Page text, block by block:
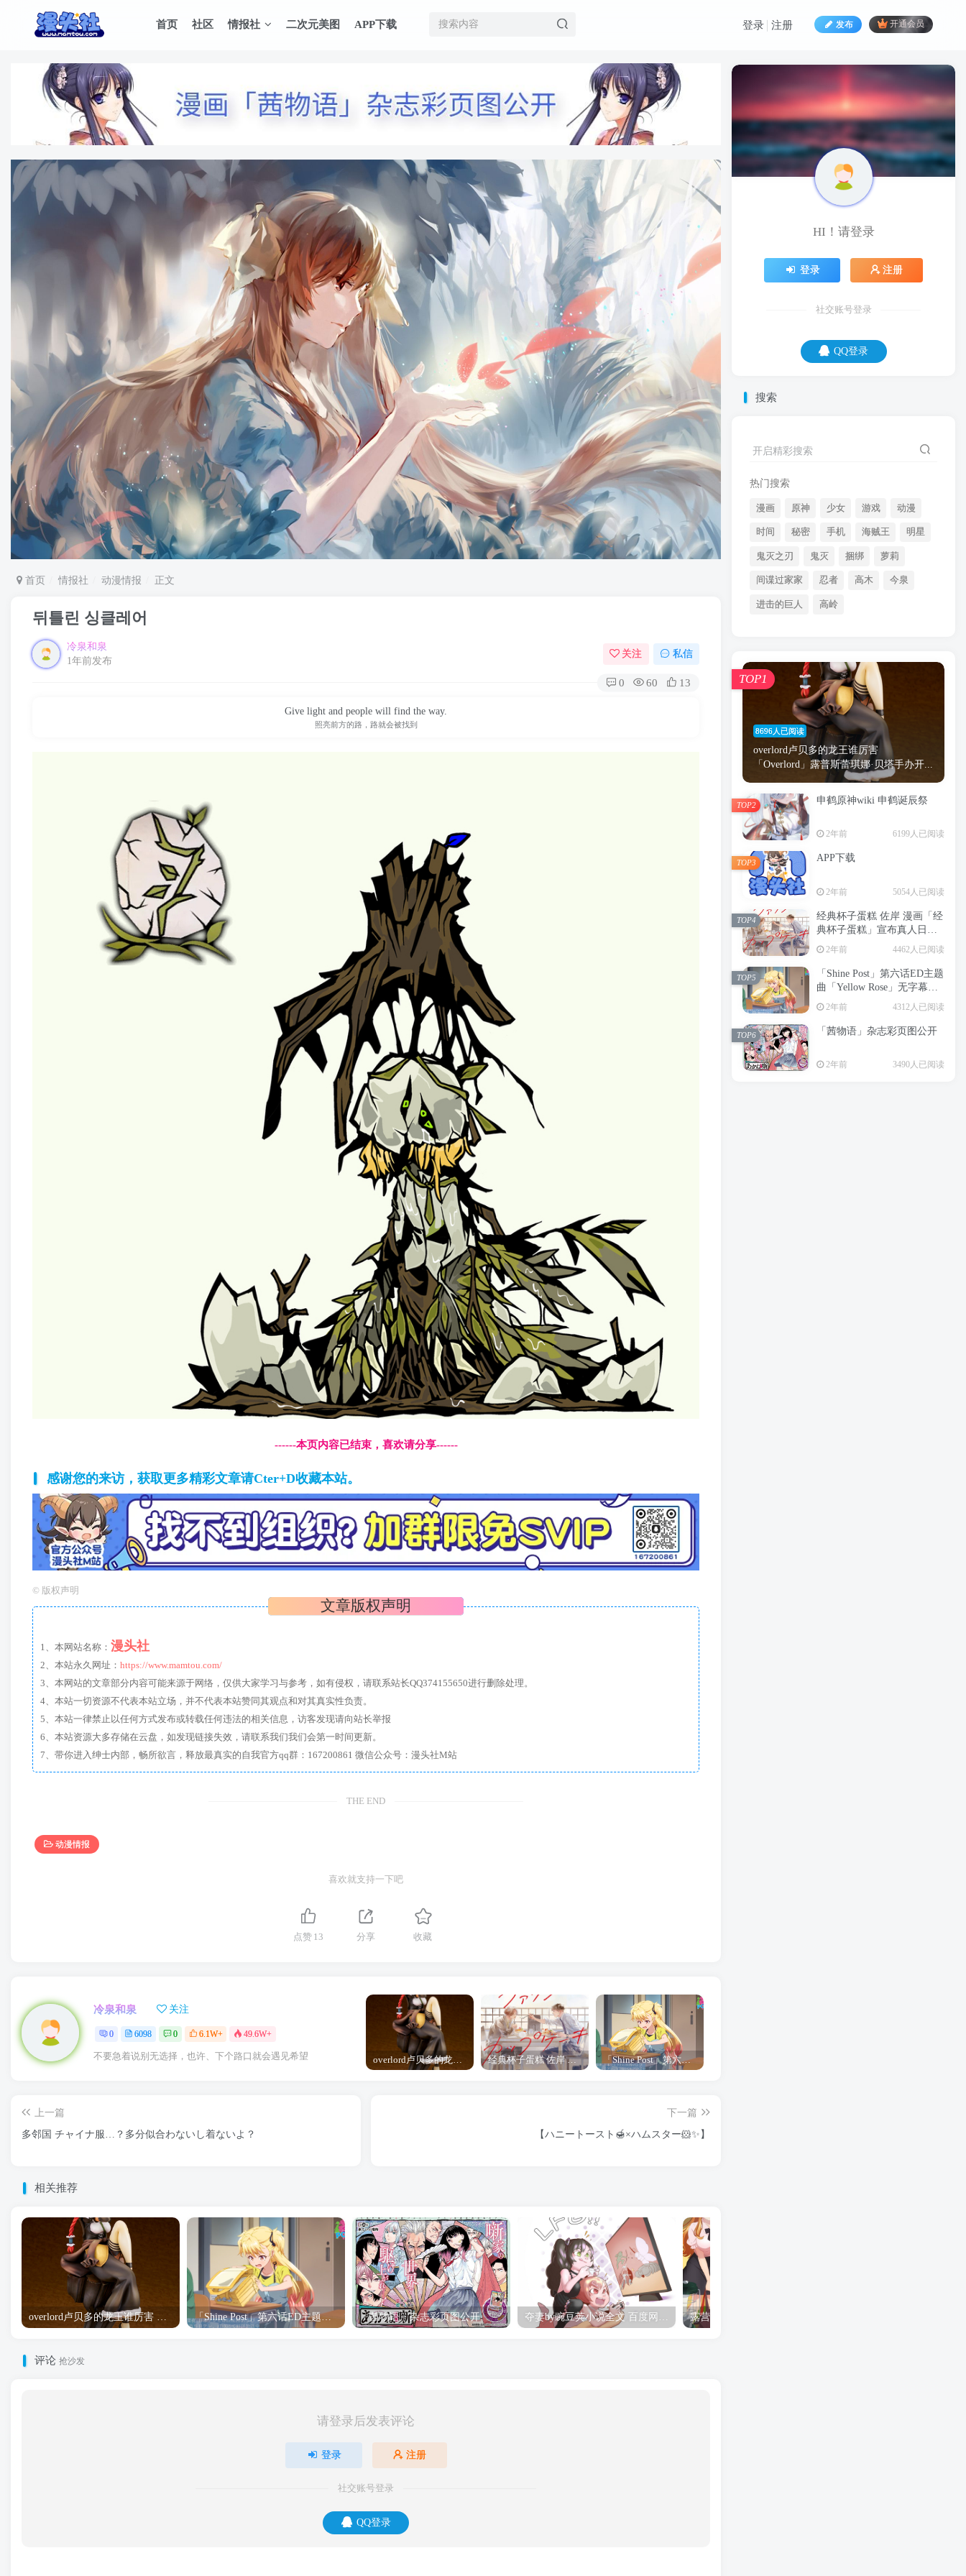
首页 社区 情报社 二次元美图 APP下载 发布 开通会员
登录 注册
首页 情报社 动漫情报 正文
뒤틀린 싱클레어
冷泉和泉
1年前发布
关注 私信
0 60 13
Give light and people will find the way.
照亮前方的路，路就会被找到
------本页内容已结束，喜欢请分享------
感谢您的来访，获取更多精彩文章请Cter+D收藏本站。
© 版权声明
文章版权声明
1、本网站名称： 漫头社
2、本站永久网址： https://www.mamtou.com/
3、本网站的文章部分内容可能来源于网络，仅供大家学习与参考，如有侵权，请联系站长QQ374155650进行删除处理。
4、本站一切资源不代表本站立场，并不代表本站赞同其观点和对其真实性负责。
5、本站一律禁止以任何方式发布或转载任何违法的相关信息，访客发现请向站长举报
6、本站资源大多存储在云盘，如发现链接失效，请联系我们我们会第一时间更新。
7、带你进入绅士内部，畅所欲言，释放最真实的自我官方qq群：167200861 微信公众号：漫头社M站
THE END
动漫情报
喜欢就支持一下吧
点赞 13 分享 收藏
冷泉和泉 关注
0 6098 0 6.1W+ 49.6W+
不要急着说别无选择，也许、下个路口就会遇见希望 overlord卢贝多的龙王谁厉害 「Overlord」露普斯蕾琪娜·贝塔手办开订 经典杯子蛋糕 佐岸 漫画「经典杯子蛋糕」宣布真人日剧化 「Shine Post」第六话ED主题曲「Yellow Rose」无字幕MV公开
上一篇
多邻国 チャイナ服…？多分似合わないし着ないよ？
下一篇
【ハニートースト🍯×ハムスター🐹✨️】
相关推荐
overlord卢贝多的龙王谁厉害 「Overlord」露普斯蕾琪娜·贝塔手办开订 「Shine Post」第六话ED主题曲「Yellow Rose」无字幕MV公开 「茜物语」杂志彩页图公开 夺妻by豌豆荚小说全文 百度网盘 Duo!
评论 抢沙发
请登录后发表评论
登录 注册
社交账号登录
QQ登录
HI！请登录
登录 注册
社交账号登录
QQ登录
搜索
开启精彩搜索
热门搜索
漫画 原神 少女 游戏 动漫
时间 秘密 手机 海贼王 明星
鬼灭之刃 鬼灭 捆绑 萝莉
间谍过家家 忍者 高木 今泉
进击的巨人 高岭
8696人已阅读
overlord卢贝多的龙王谁厉害
「Overlord」露普斯蕾琪娜·贝塔手办开...
TOP1
申鹤原神wiki 申鹤诞辰祭
2年前 6199人已阅读
TOP2
APP下载
2年前 5054人已阅读
TOP3
经典杯子蛋糕 佐岸 漫画「经
典杯子蛋糕」宣布真人日剧
化
2年前 4462人已阅读
TOP4
「Shine Post」第六话ED主题
曲「Yellow Rose」无字幕MV
公开
2年前 4312人已阅读
TOP5
「茜物语」杂志彩页图公开
2年前 3490人已阅读
TOP6
HI！请登录
登录 注册
社交账号登录
QQ登录
牛逼的人让别人来关注，傻逼的人总在关
时间 秘密 手机 海贼王
鬼灭 捆绑 萝莉
间谍过家家 忍者 高木
进击的巨人 高岭
8696人已阅读
overlord卢贝多的龙王谁厉害
「Overlord」露普斯蕾琪娜·贝塔手办开...
TOP1
申鹤原神wiki 申鹤诞辰祭
2年前 6199人已阅读
TOP2
APP下载
2年前 5054人已阅读
TOP3
经典杯子蛋糕 佐岸 漫画「经
典杯子蛋糕」宣布真人日剧
TOP4